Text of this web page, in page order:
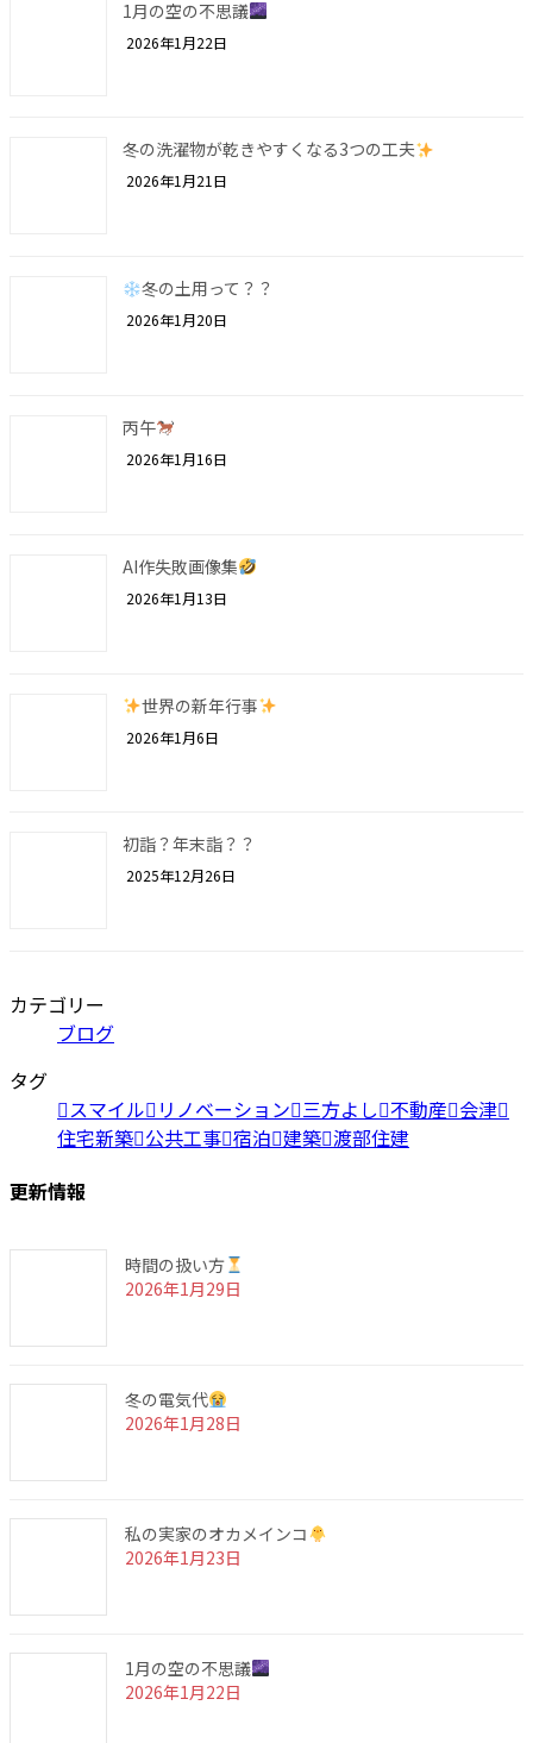
1月の空の不思議
2026年1月22日
冬の洗濯物が乾きやすくなる3つの工夫
2026年1月21日
冬の土用って？？
2026年1月20日
丙午
2026年1月16日
AI作失敗画像集
2026年1月13日
世界の新年行事
2026年1月6日
初詣？年末詣？？
2025年12月26日
カテゴリー
ブログ
タグ
スマイル リノベーション 三方よし 不動産 会津
住宅新築 公共工事 宿泊 建築 渡部住建
更新情報
時間の扱い方
2026年1月29日
冬の電気代
2026年1月28日
私の実家のオカメインコ
2026年1月23日
1月の空の不思議
2026年1月22日